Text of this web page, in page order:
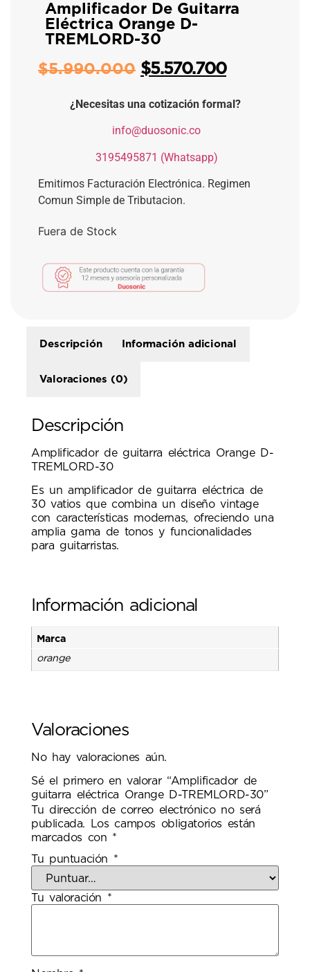
Amplificador De Guitarra
Eléctrica Orange D-
TREMLORD-30
$5.990.000 $5.570.700
¿Necesitas una cotización formal?
info@duosonic.co
3195495871 (Whatsapp)
Emitimos Facturación Electrónica. Regimen
Comun Simple de Tributacion.
Fuera de Stock
Descripción Información adicional
Valoraciones (0)
Descripción
Amplificador de guitarra eléctrica Orange D-
TREMLORD-30
Es un amplificador de guitarra eléctrica de
30 vatios que combina un diseño vintage
con características modernas, ofreciendo una
amplia gama de tonos y funcionalidades
para guitarristas.
Información adicional
Marca
orange
Valoraciones
No hay valoraciones aún.
Sé el primero en valorar “Amplificador de
guitarra eléctrica Orange D-TREMLORD-30”
Tu dirección de correo electrónico no será
publicada.
Los campos obligatorios están
marcados con *
Tu puntuación *
Tu valoración *